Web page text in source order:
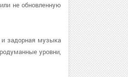
не обновленную
и задорная музыка
уровни,